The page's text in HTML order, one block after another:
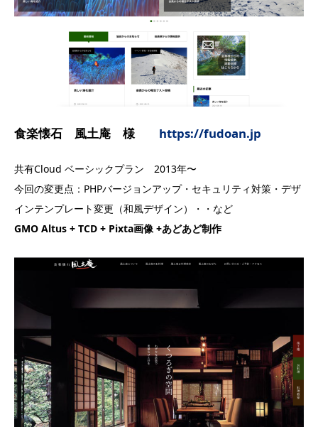
食楽懐石 風土庵 様 https://fudoan.jp
共有Cloud ベーシックプラン 2013年〜
今回の変更点：PHPバージョンアップ・セキュリティ対策・デザ
インテンプレート変更（和風デザイン）・・など
GMO Altus + TCD + Pixta画像 +あどあど制作